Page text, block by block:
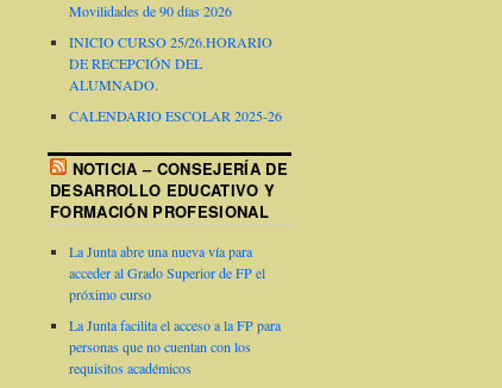
Movilidades de 90 días 2026
INICIO CURSO 25/26.HORARIO
DE RECEPCIÓN DEL
ALUMNADO.
CALENDARIO ESCOLAR 2025-26
NOTICIA – CONSEJERÍA DE
DESARROLLO EDUCATIVO Y
FORMACIÓN PROFESIONAL
La Junta abre una nueva vía para
acceder al Grado Superior de FP el
próximo curso
La Junta facilita el acceso a la FP para
personas que no cuentan con los
requisitos académicos